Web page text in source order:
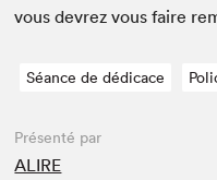
vous devrez vous faire
Séance de dédicace
Présenté par
ALIRE